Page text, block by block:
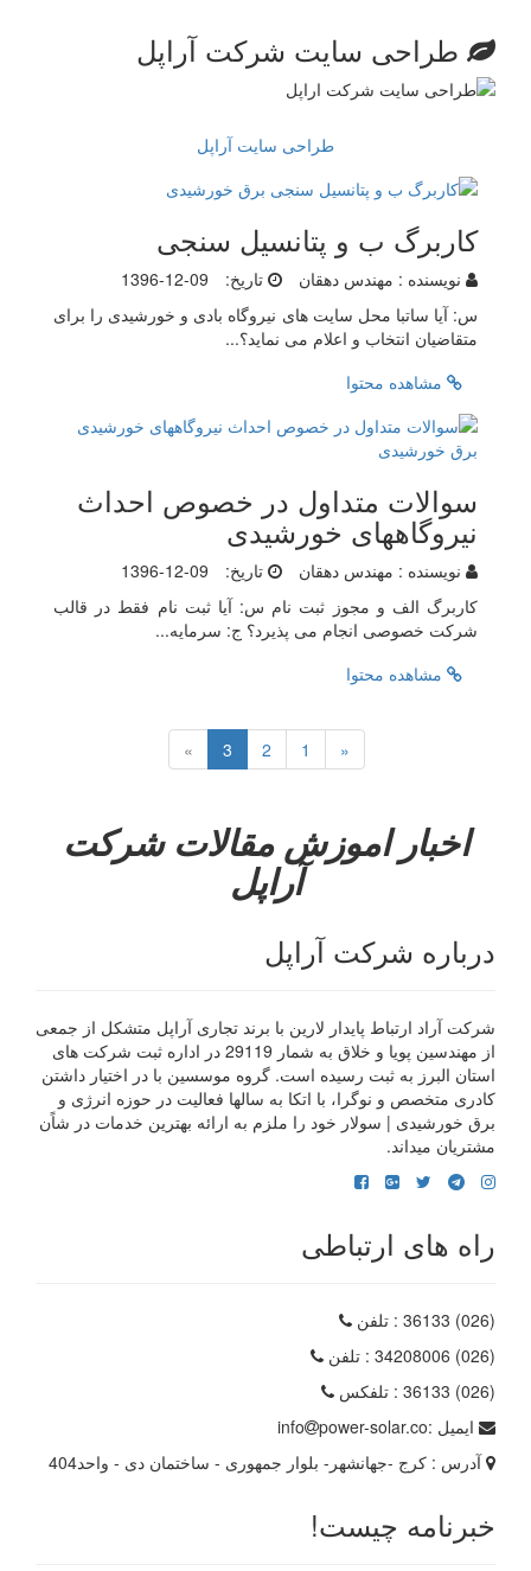
طراحی سایت شرکت آراپل
طراحی سایت آراپل
کاربرگ ب و پتانسیل سنجی
نویسنده : مهندس دهقان تاریخ:
1396-12-09
س: آیا ساتبا محل سایت های نیروگاه بادی و خورشیدی را برای
متقاضیان انتخاب و اعلام می نماید؟...
مشاهده محتوا
سوالات متداول در خصوص احداث
نیروگاههای خورشیدی
نویسنده : مهندس دهقان تاریخ:
1396-12-09
کاربرگ الف و مجوز ثبت نام س: آیا ثبت نام فقط در قالب
شرکت خصوصی انجام می پذیرد؟ ج: سرمایه...
مشاهده محتوا
«
1
2
3
»
اخبار اموزش مقالات شرکت
آراپل
درباره شرکت آراپل
شرکت آراد ارتباط پایدار لارین با برند تجاری آراپل متشکل از جمعی
از مهندسین پویا و خلاق به شمار 29119 در اداره ثبت شرکت های
استان البرز به ثبت رسیده است. گروه موسسین با در اختیار داشتن
کادری متخصص و نوگرا، با اتکا به سالها فعالیت در حوزه انرژی و
برق خورشیدی | سولار خود را ملزم به ارائه بهترین خدمات در شاًن
مشتریان میداند.
راه های ارتباطی
(026) 36133
: تلفن
(026) 34208006
: تلفن
(026) 36133
: تلفکس
ایمیل :
info
power-solar.co
آدرس : کرج -جهانشهر- بلوار جمهوری - ساختمان دی - واحد404
خبرنامه چیست!